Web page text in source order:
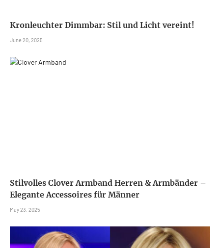
Kronleuchter Dimmbar: Stil und Licht vereint!
June 20, 2025
Stilvolles Clover Armband Herren & Armbänder –
Elegante Accessoires für Männer
May 23, 2025